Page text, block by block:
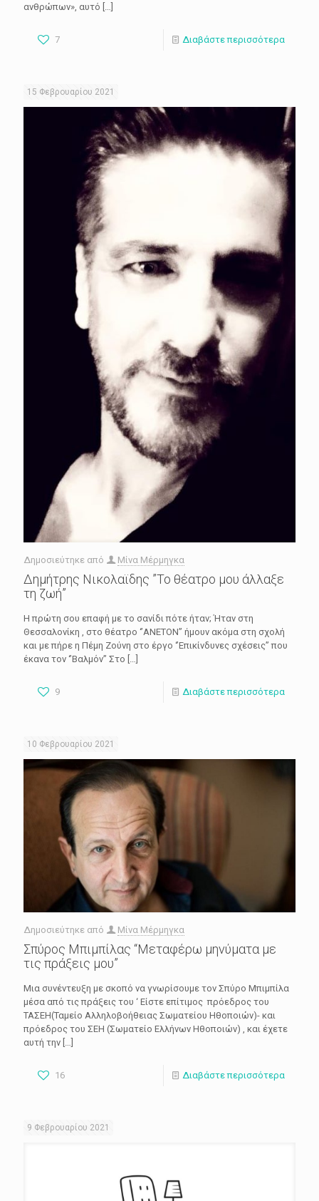
ανθρώπων», αυτό […]
7 Διαβάστε περισσότερα
15 Φεβρουαρίου 2021
Δημοσιεύτηκε από Μίνα Μέρμηγκα
Δημήτρης Νικολαϊδης ”Το θέατρο μου άλλαξε
τη ζωή”
Η πρώτη σου επαφή με το σανίδι πότε ήταν; Ήταν στη
Θεσσαλονίκη , στο θέατρο ‘’ΑΝΕΤΟΝ’’ ήμουν ακόμα στη σχολή
και με πήρε η Πέμη Ζούνη στο έργο ‘’Επικίνδυνες σχέσεις’’ που
έκανα τον ‘’Βαλμόν’’ Στο […]
9 Διαβάστε περισσότερα
10 Φεβρουαρίου 2021
Δημοσιεύτηκε από Μίνα Μέρμηγκα
Σπύρος Μπιμπίλας “Μεταφέρω μηνύματα με
τις πράξεις μου”
Μια συνέντευξη με σκοπό να γνωρίσουμε τον Σπύρο Μπιμπίλα
μέσα από τις πράξεις του ‘ Είστε επίτιμος πρόεδρος του
ΤΑΣΕΗ(Ταμείο Αλληλοβοήθειας Σωματείου Ηθοποιών)- και
πρόεδρος του ΣΕΗ (Σωματείο Ελλήνων Ηθοποιών) , και έχετε
αυτή την […]
16 Διαβάστε περισσότερα
9 Φεβρουαρίου 2021